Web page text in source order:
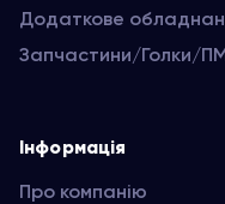
Додаткове
Запчастини/Голки/
Інформація
Про компанію